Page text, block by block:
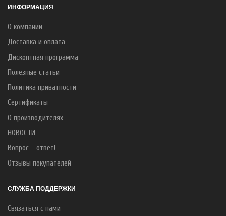
ИНФОРМАЦИЯ
О компании
Доставка и оплата
Дисконтная программа
Полезные статьи
Политика приватности
Сертификаты
О производителях
НОВОСТИ
Вопрос - ответ!
Отзывы покупателей
СЛУЖБА ПОДДЕРЖКИ
Связаться с нами